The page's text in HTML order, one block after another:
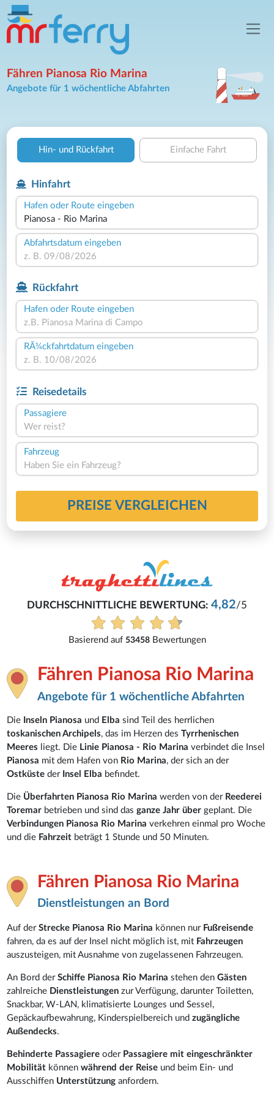
Fähren Pianosa Rio Marina
Angebote für 1 wöchentliche Abfahrten
Hin- und Rückfahrt Einfache Fahrt
Hinfahrt
Hafen oder Route eingeben
Abfahrtsdatum eingeben
Rückfahrt
Hafen oder Route eingeben
RÃ¼ckfahrtdatum eingeben
Reisedetails
Passagiere
Wer reist?
Fahrzeug
Haben Sie ein Fahrzeug?
PREISE VERGLEICHEN
DURCHSCHNITTLICHE BEWERTUNG: 4,82/5
Basierend auf 53458Bewertungen
Fähren Pianosa Rio Marina
Angebote für 1 wöchentliche Abfahrten
Die Inseln Pianosa und Elbasind Teil des herrlichen
toskanischen Archipels, das im Herzen desTyrrhenischen
Meeres liegt. Die Linie Pianosa - Rio Marina verbindet die Insel
Pianosa mit dem Hafen von Rio Marina, der sich an der
OstküstederInsel Elba befindet.
Die Überfahrten Pianosa Rio Marina werden von der Reederei
Toremar betrieben und sind dasganze Jahr über geplant. Die
Verbindungen Pianosa Rio Marina verkehren einmal pro Woche
und die Fahrzeit beträgt 1 Stunde und 50 Minuten.
Fähren Pianosa Rio Marina
Dienstleistungen an Bord
Auf derStrecke Pianosa Rio Marina können nur Fußreisende
fahren, da es auf der Insel nicht möglich ist, mit Fahrzeugen
auszusteigen, mit Ausnahme von zugelassenen Fahrzeugen.
An Bord derSchiffe Pianosa Rio Marina stehen denGästen
zahlreiche Dienstleistungenzur Verfügung, darunter Toiletten,
Snackbar, W-LAN, klimatisierte Lounges und Sessel,
Gepäckaufbewahrung, Kinderspielbereich undzugängliche
Außendecks.
Behinderte Passagiere oder Passagiere mit eingeschränkter
Mobilität könnenwährend der Reise und beim Ein- und
Ausschiffen Unterstützunganfordern.